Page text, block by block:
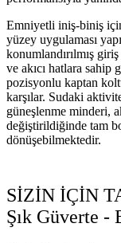
Emniyetli iniş-biniş
yüzey uygulaması
konumlandırılmış
ve akıcı hatlara
pozisyonlu kaptan
karşılar. Sudaki
güneşlenme minderi,
değiştirildiğinde tam
dönüşebilmektedir.
SİZİN İÇİN
Şık Güverte -